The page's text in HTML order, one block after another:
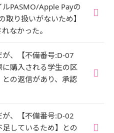
PASMO/Apple Payの
取り扱いがないため】
なかった。
が、【不備番号:D-07
購入される学生の区
の返信があり、承認
が、【不備番号:D-02
しているため】との